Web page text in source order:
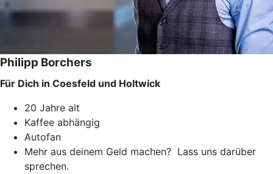
Philipp Borchers
Für Dich in Coesfeld und Holtwick
20 Jahre alt
Kaffee abhängig
Autofan
Mehr aus deinem Geld machen? Lass uns darüber
sprechen.